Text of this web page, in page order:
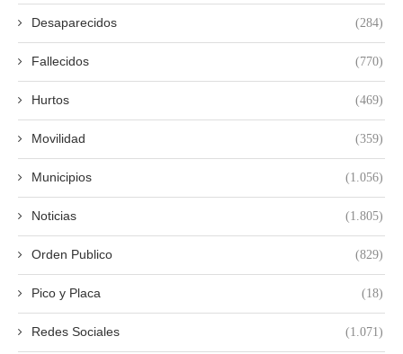
Desaparecidos (284)
Fallecidos (770)
Hurtos (469)
Movilidad (359)
Municipios (1.056)
Noticias (1.805)
Orden Publico (829)
Pico y Placa (18)
Redes Sociales (1.071)